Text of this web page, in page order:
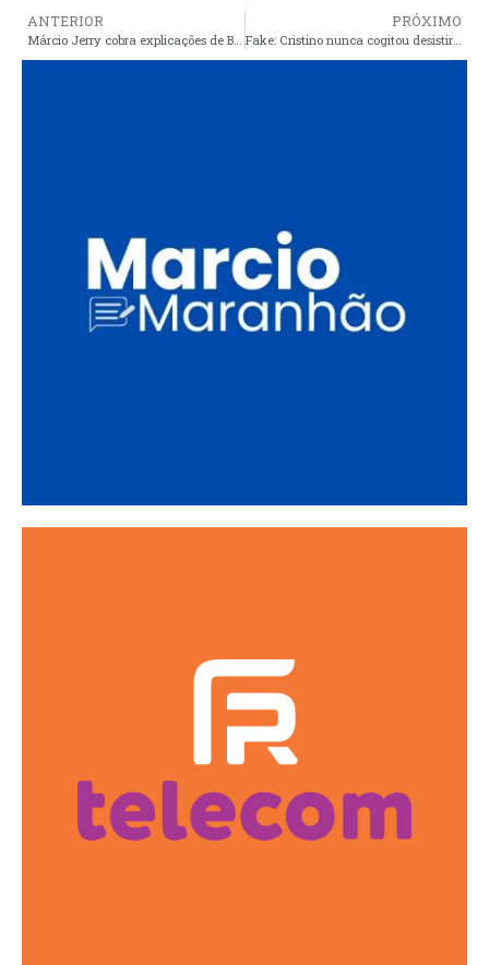
ANTERIOR
Márcio Jerry cobra explicações de Braide sobre investigação por desvios em licitações
PRÓXIMO
Fake: Cristino nunca cogitou desistir para apoiar Luciana, seu compromisso é com Neto Carvalho para manter candidatura e não atrapalhar Monhata